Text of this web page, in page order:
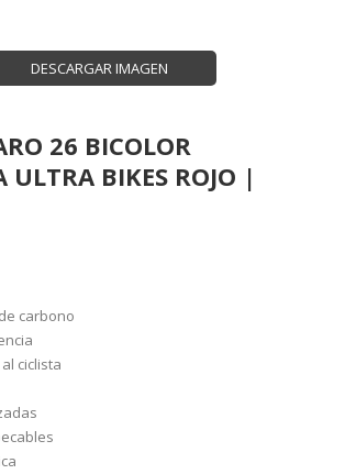
DESCARGAR IMAGEN
26 BICOLOR
ULTRA BIKES ROJO |
carbono
ciclista